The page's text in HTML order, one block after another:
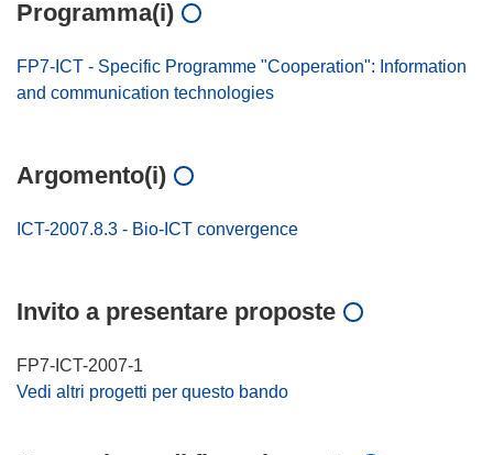
Programma(i)
FP7-ICT - Specific Programme "Cooperation": Information
and communication technologies
Argomento(i)
ICT-2007.8.3 - Bio-ICT convergence
Invito a presentare proposte
FP7-ICT-2007-1
Vedi altri progetti per questo bando